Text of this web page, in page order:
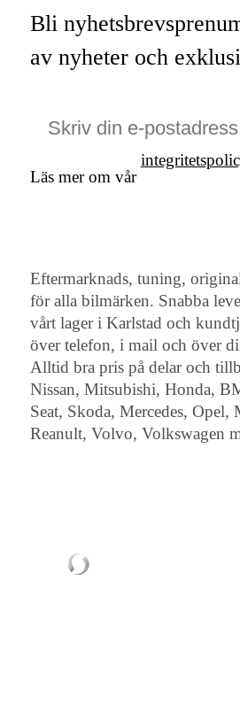
Bli
av nyheter och
Läs mer om vår
Eftermarknads, tuning,
för alla bilmärken. Snabba
vårt lager i Karlstad och
över telefon, i mail och över
Alltid bra pris på delar och
Nissan, Mitsubishi, Honda,
Seat, Skoda, Mercedes, Opel,
Reanult, Volvo, Volkswagen